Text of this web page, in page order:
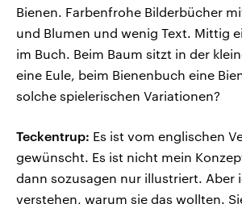
Bienen. Farbenfrohe Bilderbücher
und Blumen und wenig Text. Mittig
im Buch. Beim Baum sitzt in der
eine Eule, beim Bienenbuch eine
solche spielerischen Variationen?
Teckentrup: Es ist vom englischen
gewünscht. Es ist nicht mein
dann sozusagen nur illustriert. Aber
verstehen, warum sie das wollten.